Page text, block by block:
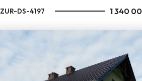
ZUR-DS-4197 1 340